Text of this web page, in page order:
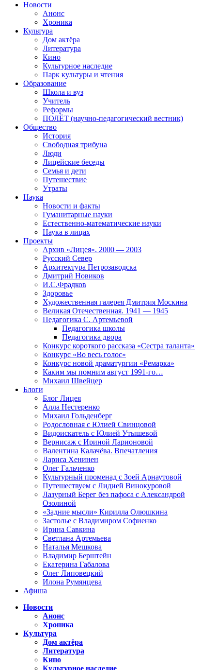
Новости
Анонс
Хроника
Культура
Дом актёра
Литература
Кино
Культурное наследие
Парк культуры и чтения
Образование
Школа и вуз
Учитель
Реформы
ПОЛЁТ (научно-педагогический вестник)
Общество
История
Свободная трибуна
Люди
Лицейские беседы
Семья и дети
Путешествие
Утраты
Наука
Новости и факты
Гуманитарные науки
Естественно-математические науки
Наука в лицах
Проекты
Архив «Лицея». 2000 — 2003
Русский Север
Архитектура Петрозаводска
Дмитрий Новиков
И.С.Фрадков
Здоровье
Художественная галерея Дмитрия Москина
Великая Отечественная. 1941 — 1945
Педагогика С. Артемьевой
Педагогика школы
Педагогика двора
Конкурс короткого рассказа «Сестра таланта»
Конкурс «Во весь голос»
Конкурс новой драматургии «Ремарка»
Каким мы помним август 1991-го…
Михаил Швейцер
Блоги
Блог Лицея
Алла Нестеренко
Михаил Гольденберг
Родословная с Юлией Свинцовой
Видоискатель с Юлией Утышевой
Вернисаж с Ириной Ларионовой
Валентина Калачёва. Впечатления
Лариса Хенинен
Олег Гальченко
Культурный променад с Зоей Арнаутовой
Путешествуем с Лидией Винокуровой
Лазурный Берег без пафоса с Александрой
Озолиной
«Задние мысли» Кирилла Олюшкина
Застолье с Владимиром Софиенко
Ирина Савкина
Светлана Артемьева
Наталья Мешкова
Владимир Берштейн
Екатерина Габалова
Олег Липовецкий
Илона Румянцева
Афиша
Новости
Анонс
Хроника
Культура
Дом актёра
Литература
Кино